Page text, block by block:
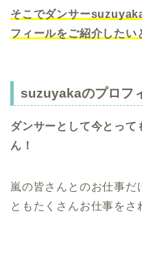
そこでダンサー
フィールをご紹介したい
suzuyakaのプロフ
ダンサーとして今とっ
ん！
嵐の皆さんとのお仕事だ
ともたくさんお仕事をさ